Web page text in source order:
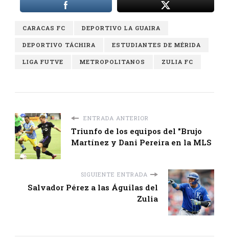
CARACAS FC DEPORTIVO LA GUAIRA
DEPORTIVO TÁCHIRA ESTUDIANTES DE MÉRIDA
LIGA FUTVE METROPOLITANOS ZULIA FC
ENTRADA ANTERIOR
Triunfo de los equipos del "Brujo
Martínez y Dani Pereira en la MLS
SIGUIENTE ENTRADA
Salvador Pérez a las Águilas del
Zulia